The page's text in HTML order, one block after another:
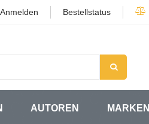
Anmelden Bestellstatus
AUTOREN MARKEN